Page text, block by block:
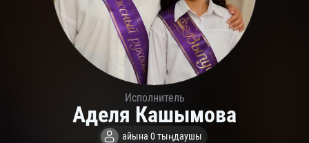
Исполнитель
Аделя Кашымова
айына 0 тыңдаушы